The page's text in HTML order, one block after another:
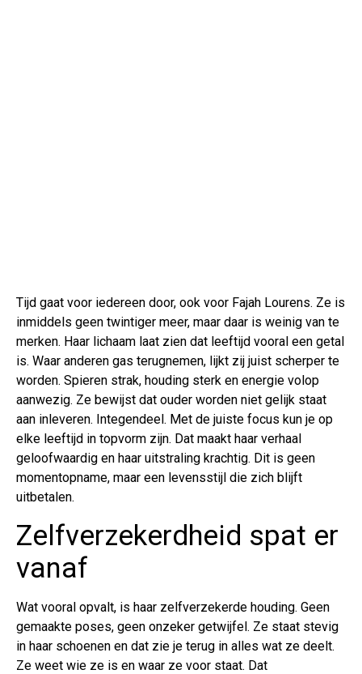
Tijd gaat voor iedereen door, ook voor Fajah Lourens. Ze is
inmiddels geen twintiger meer, maar daar is weinig van te
merken. Haar lichaam laat zien dat leeftijd vooral een getal
is. Waar anderen gas terugnemen, lijkt zij juist scherper te
worden. Spieren strak, houding sterk en energie volop
aanwezig. Ze bewijst dat ouder worden niet gelijk staat
aan inleveren. Integendeel. Met de juiste focus kun je op
elke leeftijd in topvorm zijn. Dat maakt haar verhaal
geloofwaardig en haar uitstraling krachtig. Dit is geen
momentopname, maar een levensstijl die zich blijft
uitbetalen.
Zelfverzekerdheid spat er
vanaf
Wat vooral opvalt, is haar zelfverzekerde houding. Geen
gemaakte poses, geen onzeker getwijfel. Ze staat stevig
in haar schoenen en dat zie je terug in alles wat ze deelt.
Ze weet wie ze is en waar ze voor staat. Dat